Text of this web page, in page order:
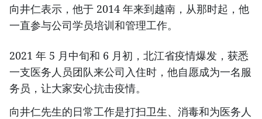
向井仁表示，他于 2014 年来到越南，从那时起，他
一直参与公司学员培训和管理工作。
2021 年 5 月中旬和 6 月初，北江省疫情爆发，获悉
一支医务人员团队来公司入住时，他自愿成为一名服
务员，让大家安心抗击疫情。
向井仁先生的日常工作是打扫卫生、消毒和为医务人